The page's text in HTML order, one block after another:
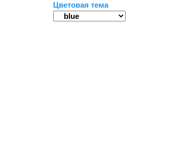
Цветовая тема